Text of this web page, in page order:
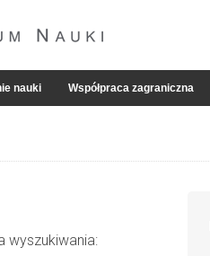
nauki Współpraca zagraniczna
wyszukiwania: